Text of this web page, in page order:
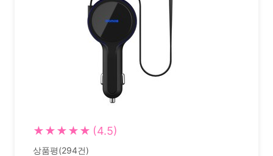
★★★★★ (4.5)
상품평(294건)